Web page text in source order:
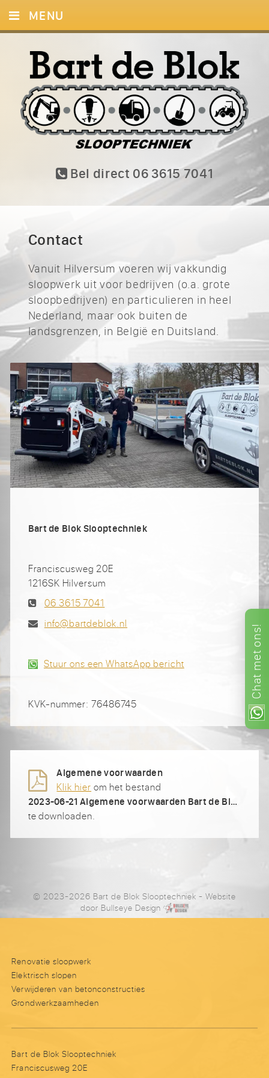
Chat
met
ons!
Bel direct 06 3615 7041
MENU
DIENSTEN
FOTO’S
CONTACT
Contact
Vanuit Hilversum voeren wij vakkundig
sloopwerk uit voor bedrijven (o.a. grote
sloopbedrijven) en particulieren in heel
Nederland, maar ook buiten de
landsgrenzen, in België en Duitsland.
Bart de Blok Slooptechniek
Franciscusweg 20E
1216SK Hilversum
06 3615 7041
info@bartdeblok.nl
Stuur ons een WhatsApp bericht
KVK-nummer: 76486745
Algemene voorwaarden
Klik hier om het bestand
2023-06-21 Algemene voorwaarden Bart de Blok Sloop en Infratechniek BV.pdf
te downloaden.
© 2023-2026 Bart de Blok Slooptechniek- Website
door Bullseye Design
Renovatie sloopwerk
Elektrisch slopen
Verwijderen van betonconstructies
Grondwerkzaamheden
Bart de Blok Slooptechniek
Franciscusweg 20E